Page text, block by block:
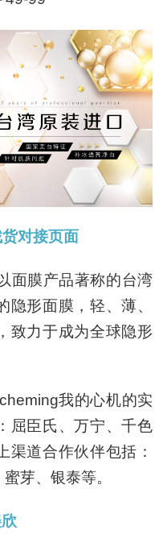
对接页面
面膜产品著称的台湾
隐形面膜，轻、薄、
致力于成为全球隐形
我的心机的实
屈臣氏、万宁、千色
渠道合作伙伴包括：
芽、银泰等。